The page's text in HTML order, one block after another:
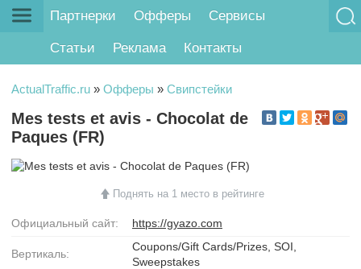
Партнерки Офферы Сервисы
Статьи Реклама Контакты
ActualTraffic.ru » Офферы » Свипстейки
Mes tests et avis - Chocolat de
Paques (FR)
Поднять на 1 место в рейтинге
Официальный сайт: https://gyazo.com
Вертикаль:
Coupons/Gift Cards/Prizes, SOI,
Sweepstakes